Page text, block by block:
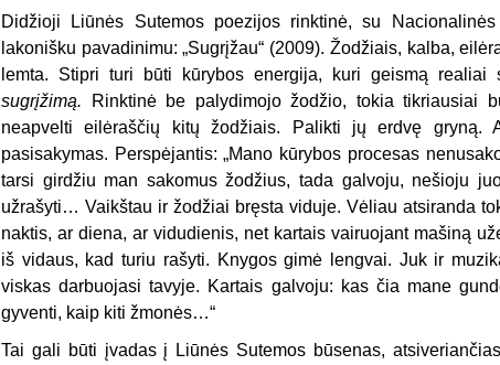
Didžioji Liūnės Sutemos poezijos rinktinė, su
lakonišku pavadinimu: „Sugrįžau“ (2009). Žodžiais, kalba,
lemta. Stipri turi būti kūrybos energija, kuri geismą realiai
sugrįžimą.
Rinktinė be palydimojo žodžio, tokia tikriausiai
neapvelti eilėraščių kitų žodžiais. Palikti jų erdvę gryną.
pasisakymas. Perspėjantis: „Mano kūrybos procesas
tarsi girdžiu man sakomus žodžius, tada galvoju, nešioju
užrašyti… Vaikštau ir žodžiai bręsta viduje. Vėliau atsiranda
naktis, ar diena, ar vidudienis, net kartais vairuojant mašiną
iš vidaus, kad turiu rašyti. Knygos gimė lengvai. Juk ir
viskas darbuojasi tavyje. Kartais galvoju: kas čia mane
gyventi, kaip kiti žmonės…“
Tai gali būti įvadas į Liūnės Sutemos būsenas,